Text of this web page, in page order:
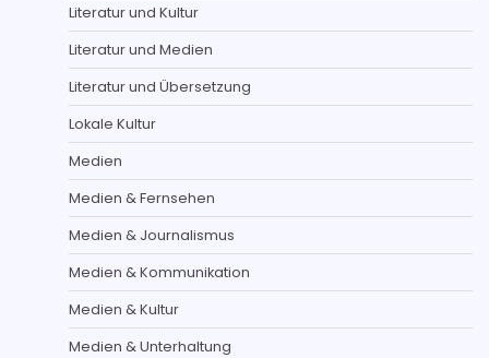
Literatur und Kultur
Literatur und Medien
Literatur und Übersetzung
Lokale Kultur
Medien
Medien & Fernsehen
Medien & Journalismus
Medien & Kommunikation
Medien & Kultur
Medien & Unterhaltung